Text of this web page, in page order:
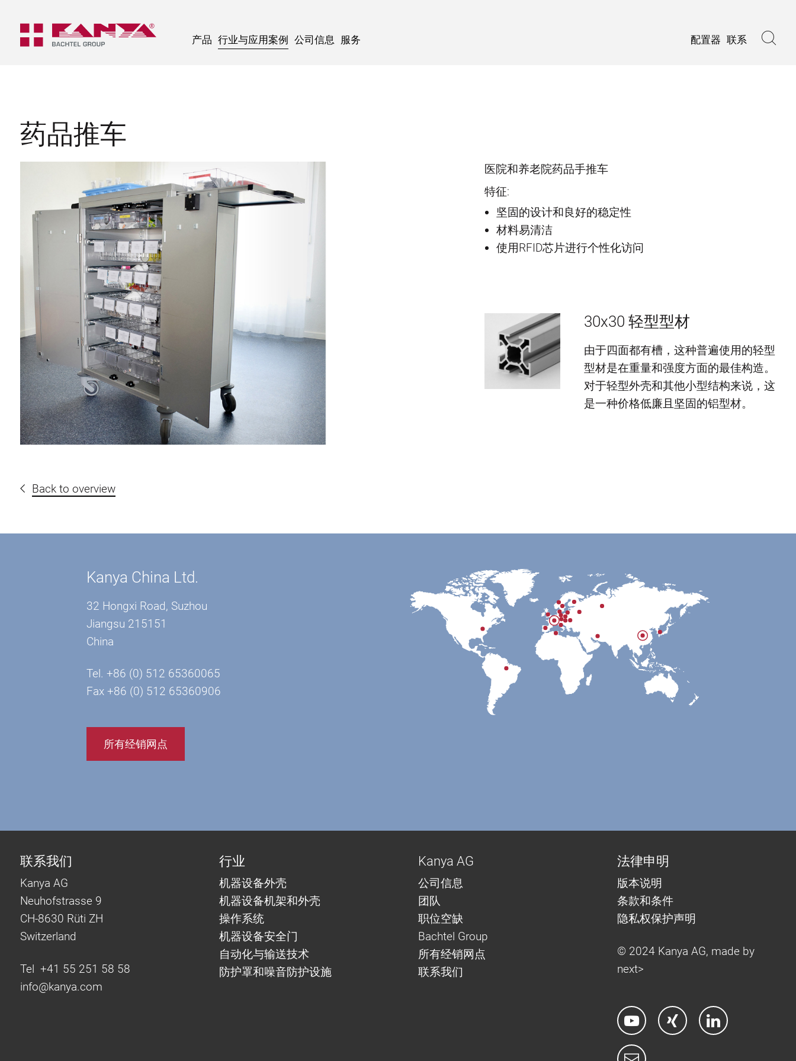
产品 行业与应用案例 公司信息 服务 配置器 联系
药品推车
医院和养老院药品手推车
特征:
坚固的设计和良好的稳定性
材料易清洁
使用RFID芯片进行个性化访问
30x30 轻型型材
由于四面都有槽，这种普遍使用的轻型
型材是在重量和强度方面的最佳构造。
对于轻型外壳和其他小型结构来说，这
是一种价格低廉且坚固的铝型材。
Back to overview
Kanya China Ltd.
32 Hongxi Road, Suzhou
Jiangsu 215151
China
Tel. +86 (0) 512 65360065
Fax +86 (0) 512 65360906
所有经销网点
联系我们
Kanya AG
Neuhofstrasse 9
CH-8630 Rüti ZH
Switzerland
Tel +41 55 251 58 58
info@kanya.com
行业
机器设备外壳
机器设备机架和外壳
操作系统
机器设备安全门
自动化与输送技术
防护罩和噪音防护设施
Kanya AG
公司信息
团队
职位空缺
Bachtel Group
所有经销网点
联系我们
法律申明
版本说明
条款和条件
隐私权保护声明
© 2024 Kanya AG, made by
next>